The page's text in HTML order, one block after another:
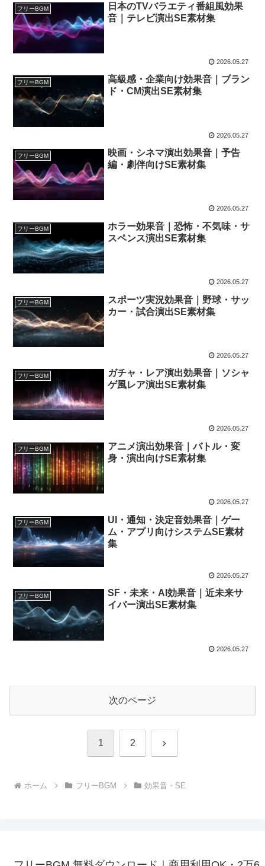
フリーBGM
日本のTVバラエティ番組風効果
音｜テレビ演出SE素材集
2026.05.27
フリーBGM
高級感・企業向け効果音｜ブラン
ド・CM演出SE素材集
2026.05.27
フリーBGM
映画・シネマ演出効果音｜予告
編・劇伴向けSE素材集
2026.05.27
フリーBGM
ホラー効果音｜恐怖・不気味・サ
スペンス演出SE素材集
2026.05.27
フリーBGM
スポーツ実況効果音｜野球・サッ
カー・試合演出SE素材集
2026.05.27
フリーBGM
ガチャ・レア演出効果音｜ソシャ
ゲ風レア演出SE素材集
2026.05.27
フリーBGM
アニメ演出効果音｜バトル・変
身・演出向けSE素材集
2026.05.27
フリーBGM
UI・通知・決定音効果音｜ゲー
ム・アプリ向けシステムSE素材
集
2026.05.27
フリーBGM
SF・未来・AI効果音｜近未来サ
イバー演出SE素材集
2026.05.27
次のページ
1 2 次
ホーム フリーBGM 効果音・SE